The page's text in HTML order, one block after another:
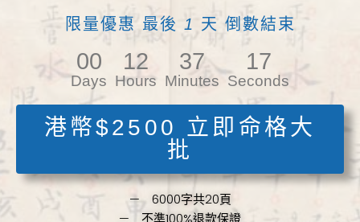
限量優惠 最後 1 天 倒數結束
00
Days
12
Hours
37
Minutes
16
Seconds
港幣$2500 立即命格大
批
— 6000字共20頁
— 不準100%退款保證